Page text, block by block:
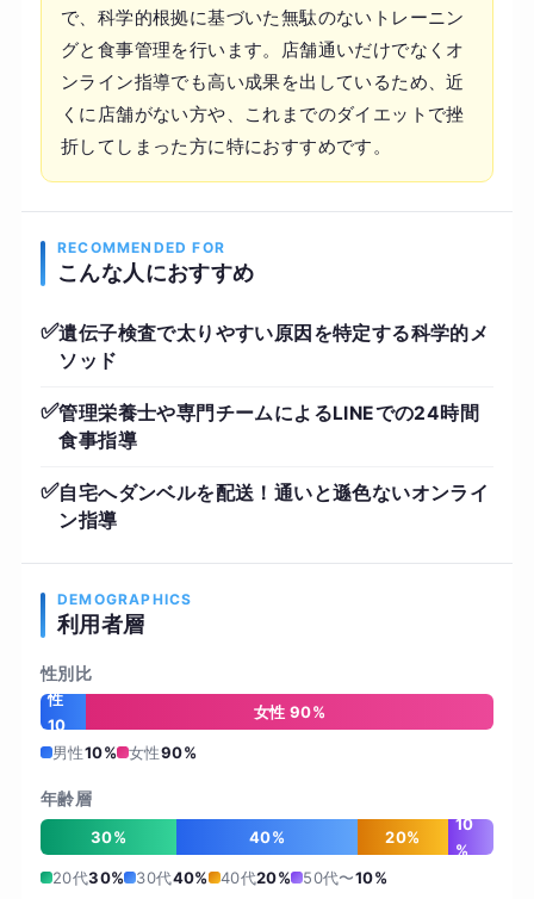
で、科学的根拠に基づいた無駄のないトレーニン
グと食事管理を行います。店舗通いだけでなくオ
ンライン指導でも高い成果を出しているため、近
くに店舗がない方や、これまでのダイエットで挫
折してしまった方に特におすすめです。
RECOMMENDED FOR
こんな人におすすめ
✅遺伝子検査で太りやすい原因を特定する科学的メ
ソッド
✅管理栄養士や専門チームによるLINEでの24時間
食事指導
✅自宅へダンベルを配送！通いと遜色ないオンライ
ン指導
DEMOGRAPHICS
利用者層
性別比
男
性
10
%
女性 90%
男性10% 女性90%
年齢層
30% 40% 20%
10
%
20代30% 30代40% 40代20% 50代〜10%